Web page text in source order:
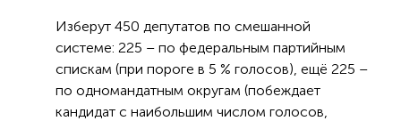
Изберут 450 депутатов по смешанной
системе: 225 – по федеральным партийным
спискам (при пороге в 5 % голосов), ещё 225 –
по одномандатным округам (побеждает
кандидат с наибольшим числом голосов,